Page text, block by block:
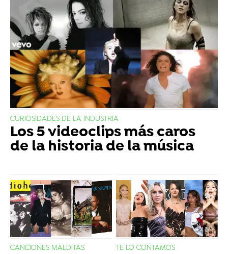
CURIOSIDADES DE LA INDUSTRIA
Los 5 videoclips más caros
de la historia de la música
CANCIONES MALDITAS
TE LO CONTAMOS